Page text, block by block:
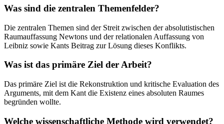
Was sind die zentralen Themenfelder?
Die zentralen Themen sind der Streit zwischen der absolutistischen
Raumauffassung Newtons und der relationalen Auffassung von
Leibniz sowie Kants Beitrag zur Lösung dieses Konflikts.
Was ist das primäre Ziel der Arbeit?
Das primäre Ziel ist die Rekonstruktion und kritische Evaluation des
Arguments, mit dem Kant die Existenz eines absoluten Raumes
begründen wollte.
Welche wissenschaftliche Methode wird verwendet?